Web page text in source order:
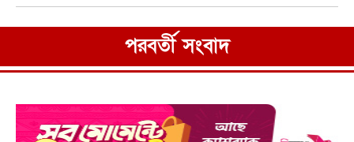
পরবর্তী সংবাদ